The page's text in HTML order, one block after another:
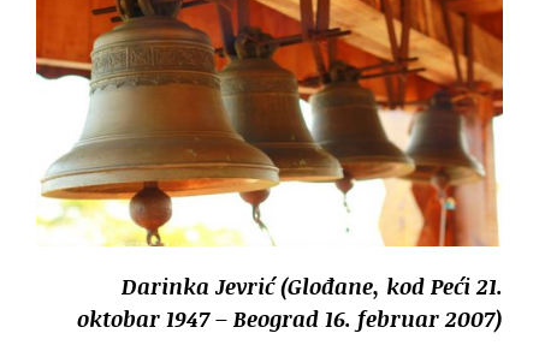
Darinka Jevrić (Glođane, kod Peći 21.
oktobar 1947 – Beograd 16. februar 2007)